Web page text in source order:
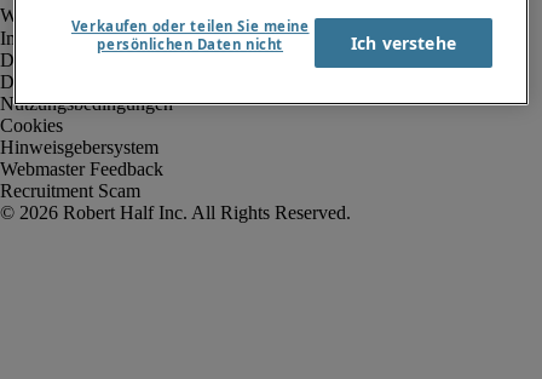
Impressum
Datenschutz
Datenschutz Arbeitnehmer/Zeitarbeitskräfte
Nutzungsbedingungen
Cookies
Hinweisgebersystem
Webmaster Feedback
Recruitment Scam
Verkaufen oder teilen Sie meine
persönlichen Daten nicht
Ich verstehe